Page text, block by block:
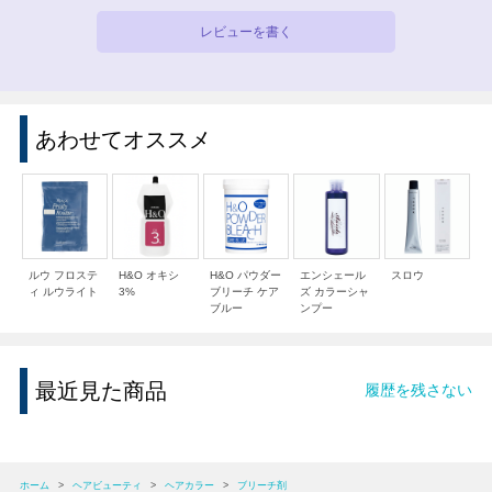
レビューを書く
あわせてオススメ
ルウ フロステ
ィ ルウライト
H&O オキシ
3%
H&O パウダー
ブリーチ ケア
ブルー
エンシェール
ズ カラーシャ
ンプー
スロウ
最近見た商品 履歴を残さない
ホーム > ヘアビューティ > ヘアカラー >
ブリーチ剤